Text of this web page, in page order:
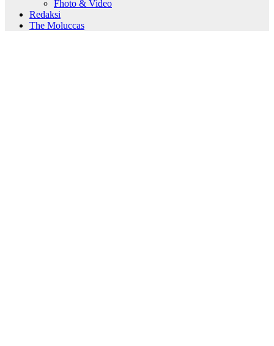
Fhoto & Video
Redaksi
The Moluccas